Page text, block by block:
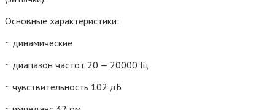
Основные характеристики:
~ динамические
~ диапазон частот 20 — 20000 Гц
~ чувствительность 102 дБ